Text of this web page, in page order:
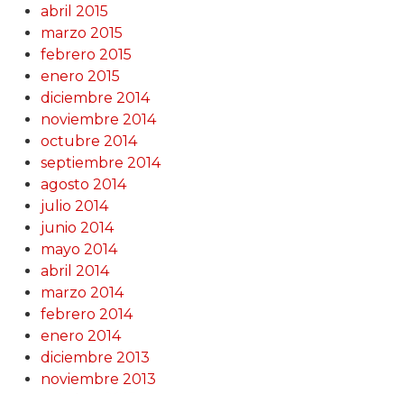
abril 2015
marzo 2015
febrero 2015
enero 2015
diciembre 2014
noviembre 2014
octubre 2014
septiembre 2014
agosto 2014
julio 2014
junio 2014
mayo 2014
abril 2014
marzo 2014
febrero 2014
enero 2014
diciembre 2013
noviembre 2013